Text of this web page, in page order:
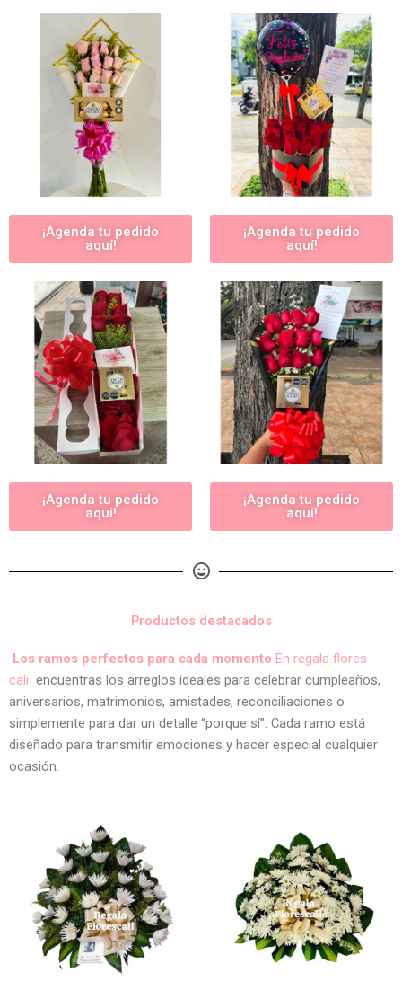
¡Agenda tu pedido
aquí!
¡Agenda tu pedido
aquí!
¡Agenda tu pedido
aquí!
¡Agenda tu pedido
aquí!
Productos destacados
Los ramos perfectos para cada momento En regala flores
cali encuentras los arreglos ideales para celebrar cumpleaños,
aniversarios, matrimonios, amistades, reconciliaciones o
simplemente para dar un detalle “porque sí”. Cada ramo está
diseñado para transmitir emociones y hacer especial cualquier
ocasión.